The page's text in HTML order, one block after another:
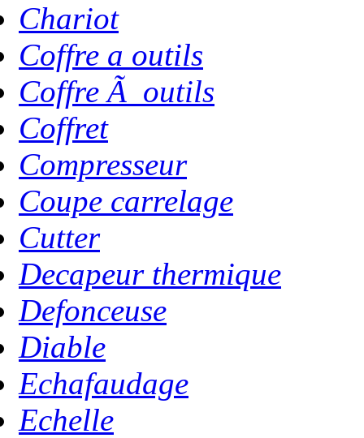
Chariot
Coffre a outils
Coffre Ã outils
Coffret
Compresseur
Coupe carrelage
Cutter
Decapeur thermique
Defonceuse
Diable
Echafaudage
Echelle